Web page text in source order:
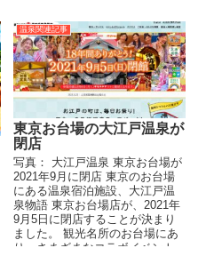
温泉関連記事
東京お台場の大江戸温泉が
閉店
写真： 大江戸温泉 東京お台場が
2021年9月に閉店 東京のお台場
にある温泉宿泊施設、大江戸温
泉物語 東京お台場店が、2021年
9月5日に閉店することが決まり
ました。 観光名所のお台場にあ
り、さまざまなコラボイベント